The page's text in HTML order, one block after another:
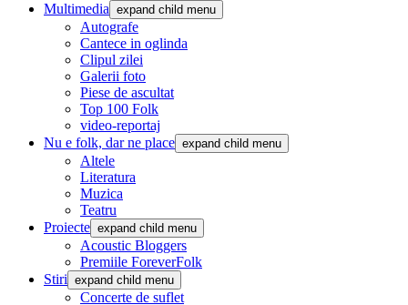
Multimedia expand child menu
Autografe
Cantece in oglinda
Clipul zilei
Galerii foto
Piese de ascultat
Top 100 Folk
video-reportaj
Nu e folk, dar ne place expand child menu
Altele
Literatura
Muzica
Teatru
Proiecte expand child menu
Acoustic Bloggers
Premiile ForeverFolk
Stiri expand child menu
Concerte de suflet